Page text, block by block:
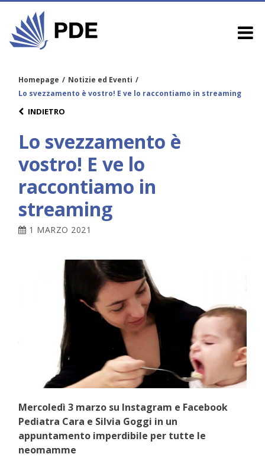
Homepage / Notizie ed Eventi /
Lo svezzamento è vostro! E ve lo raccontiamo in streaming
INDIETRO
Lo svezzamento è
vostro! E ve lo
raccontiamo in
streaming
1 MARZO 2021
Mercoledì 3 marzo su Instagram e Facebook
Pediatra Cara e Silvia Goggi in un
appuntamento imperdibile per tutte le
neomamme